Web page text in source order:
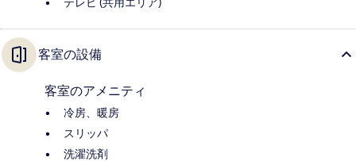
客室の設備
客室のアメニティ
冷房、暖房
スリッパ
洗濯洗剤